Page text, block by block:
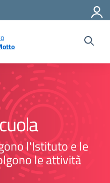
l'Istituto e le
le attività